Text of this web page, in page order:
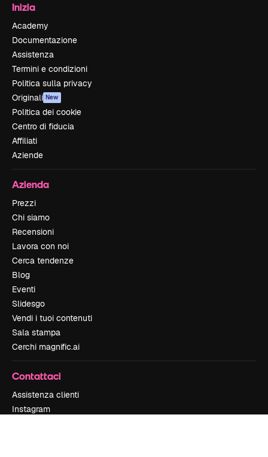
Inizia
Academy
Documentazione
Assistenza
Termini e condizioni
Politica sulla privacy
Originali New
Politica dei cookie
Centro di fiducia
Affiliati
Aziende
Azienda
Prezzi
Chi siamo
Recensioni
Lavora con noi
Cerca tendenze
Blog
Eventi
Slidesgo
Vendi i tuoi contenuti
Sala stampa
Cerchi magnific.ai
Contattaci
Assistenza clienti
Instagram